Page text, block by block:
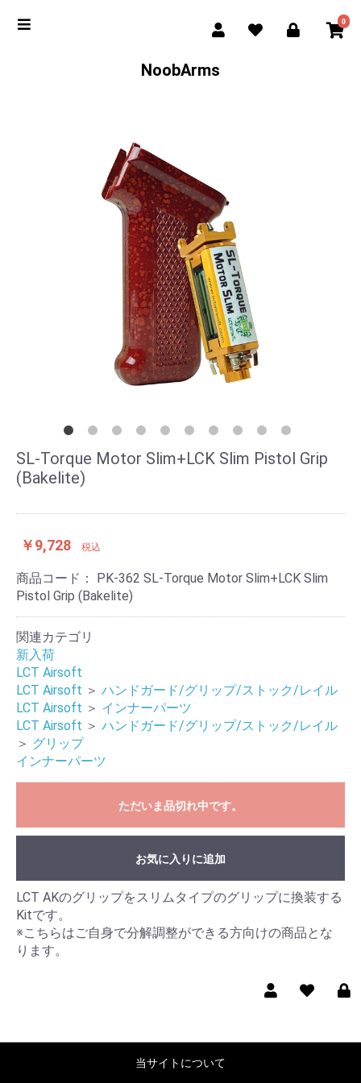
0
NoobArms
SL-Torque Motor Slim+LCK Slim Pistol Grip
(Bakelite)
￥9,728 税込
商品コード： PK-362 SL-Torque Motor Slim+LCK Slim
Pistol Grip (Bakelite)
関連カテゴリ
新入荷
LCT Airsoft
LCT Airsoft ＞ ハンドガード/グリップ/ストック/レイル
LCT Airsoft ＞ インナーパーツ
LCT Airsoft ＞ ハンドガード/グリップ/ストック/レイル
＞ グリップ
インナーパーツ
ただいま品切れ中です。
お気に入りに追加
LCT AKのグリップをスリムタイプのグリップに換装する
Kitです。
※こちらはご自身で分解調整ができる方向けの商品とな
ります。
当サイトについて